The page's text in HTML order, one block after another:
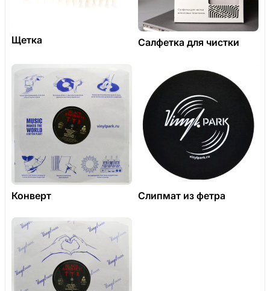
Щетка Салфетка для чистки
Конверт Слипмат из фетра